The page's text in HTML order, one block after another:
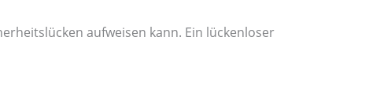
aufweisen kann. Ein lückenloser